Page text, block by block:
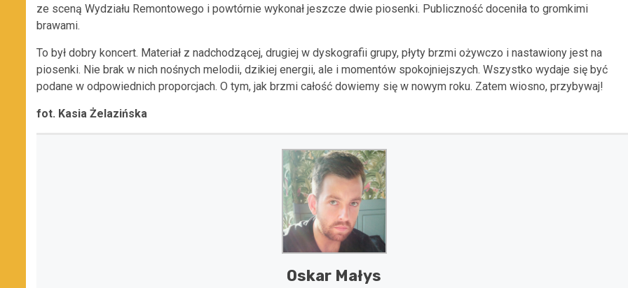
ze sceną Wydziału Remontowego i powtórnie wykonał jeszcze dwie piosenki. Publiczność doceniła to gromkimi
brawami.
To był dobry koncert. Materiał z nadchodzącej, drugiej w dyskografii grupy, płyty brzmi ożywczo i nastawiony jest na
piosenki. Nie brak w nich nośnych melodii, dzikiej energii, ale i momentów spokojniejszych. Wszystko wydaje się być
podane w odpowiednich proporcjach. O tym, jak brzmi całość dowiemy się w nowym roku. Zatem wiosno, przybywaj!
fot. Kasia Żelazińska
Oskar Małys